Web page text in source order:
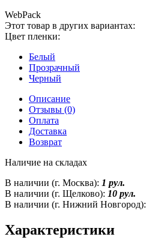
WebPack
Этот товар в других вариантах:
Цвет пленки:
Белый
Прозрачный
Черный
Описание
Отзывы (0)
Оплата
Доставка
Возврат
Наличие на складах
В наличии (г. Москва): 1 рул.
В наличии (г. Щелково): 10 рул.
В наличии (г. Нижний Новгород):
Характеристики